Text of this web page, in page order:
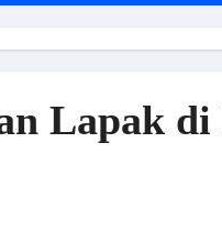
Lapak di